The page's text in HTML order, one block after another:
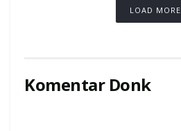
LOAD MORE
Komentar Donk